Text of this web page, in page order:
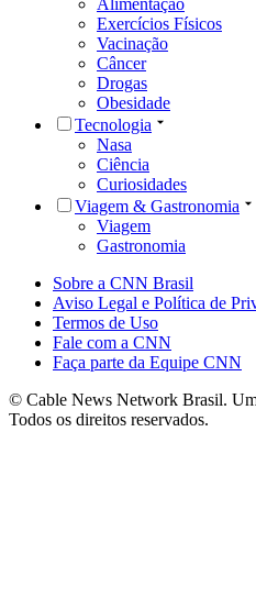
Exercícios Físicos
Vacinação
Câncer
Drogas
Obesidade
Tecnologia
Nasa
Ciência
Curiosidades
Viagem & Gastronomia
Viagem
Gastronomia
Sobre a CNN Brasil
Aviso Legal e Política de
Termos de Uso
Fale com a CNN
Faça parte da Equipe CNN
© Cable News Network Brasil.
Todos os direitos reservados.